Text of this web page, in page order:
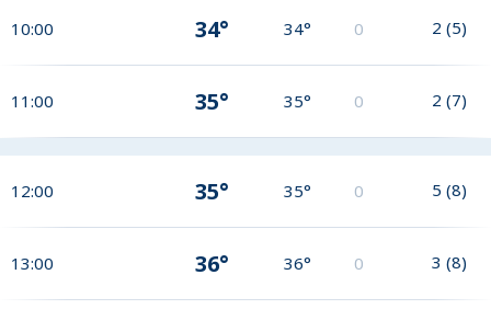
10:00 34° 34° 0 2 (5)
11:00 35° 35° 0 2 (7)
12:00 35° 35° 0 5 (8)
13:00 36° 36° 0 3 (8)